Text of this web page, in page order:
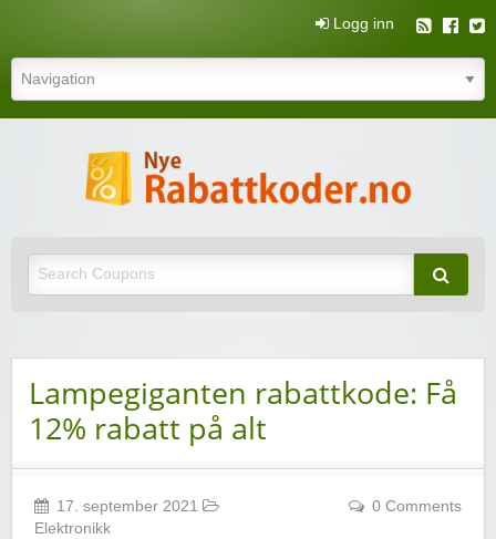
Logg inn
Lampegiganten rabattkode: Få
12% rabatt på alt
17. september 2021
Elektronikk
0 Comments